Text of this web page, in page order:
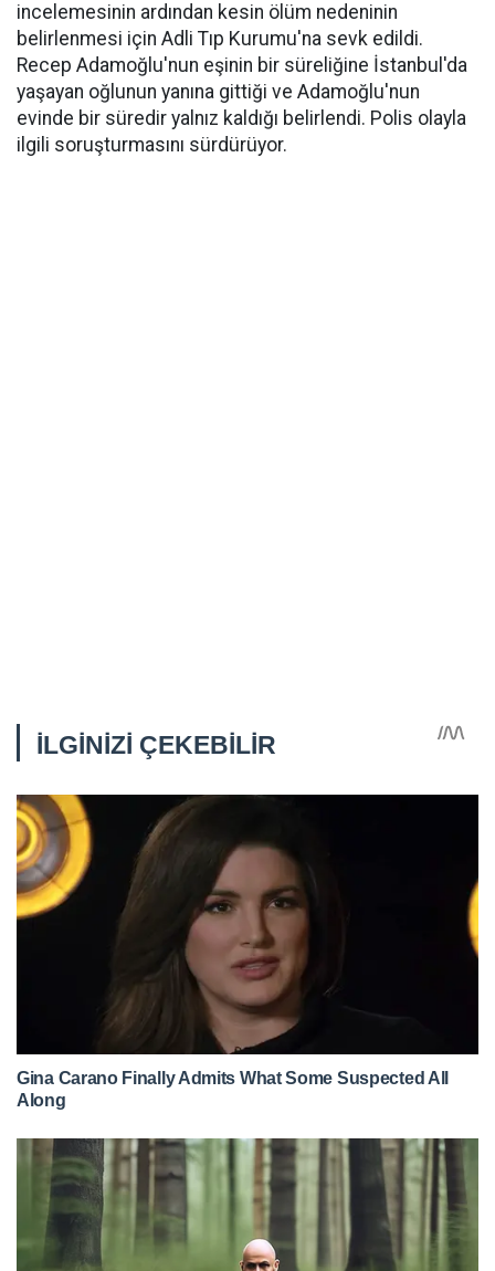
incelemesinin ardından kesin ölüm nedeninin
belirlenmesi için Adli Tıp Kurumu'na sevk edildi.
Recep Adamoğlu'nun eşinin bir süreliğine İstanbul'da
yaşayan oğlunun yanına gittiği ve Adamoğlu'nun
evinde bir süredir yalnız kaldığı belirlendi. Polis olayla
ilgili soruşturmasını sürdürüyor.